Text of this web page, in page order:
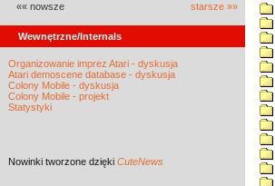
«« nowsze starsze »»
Wewnętrzne/Internals
Organizowanie imprez Atari - dyskusja
Atari demoscene database - dyskusja
Colony Mobile - dyskusja
Colony Mobile - projekt
Statystyki
Nowinki tworzone dzięki CuteNews